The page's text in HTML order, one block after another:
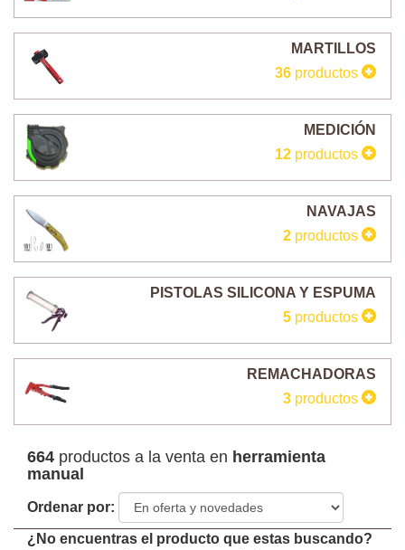
MARTILLOS
36 productos
MEDICIÓN
12 productos
NAVAJAS
2 productos
PISTOLAS SILICONA Y ESPUMA
5 productos
REMACHADORAS
3 productos
664 productos a la venta en herramienta
manual
Ordenar por:
¿No encuentras el producto que estas buscando?